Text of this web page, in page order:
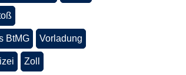
BtMG Vorladung
Zoll